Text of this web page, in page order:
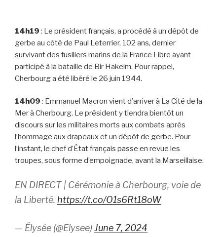
14h19 : Le président français, a procédé à un dépôt de
gerbe au côté de Paul Leterrier, 102 ans, dernier
survivant des fusiliers marins de la France Libre ayant
participé à la bataille de Bir Hakeim. Pour rappel,
Cherbourg a été libéré le 26 juin 1944.
14h09 : Emmanuel Macron vient d’arriver à La Cité de la
Mer à Cherbourg. Le président y tiendra bientôt un
discours sur les militaires morts aux combats après
l’hommage aux drapeaux et un dépôt de gerbe. Pour
l’instant, le chef d’État français passe en revue les
troupes, sous forme d’empoignade, avant la Marseillaise.
EN DIRECT | Cérémonie à Cherbourg, voie de
la Liberté. https://t.co/O1s6Rt18oW
— Élysée (@Elysee) June 7, 2024